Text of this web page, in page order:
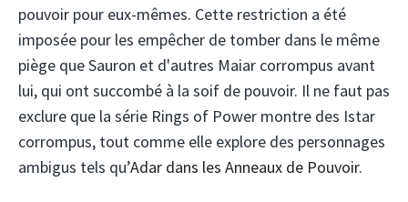
pouvoir pour eux-mêmes. Cette restriction a été
imposée pour les empêcher de tomber dans le même
piège que Sauron et d'autres Maiar corrompus avant
lui, qui ont succombé à la soif de pouvoir. Il ne faut pas
exclure que la série Rings of Power montre des Istar
corrompus, tout comme elle explore des personnages
ambigus tels qu’Adar dans les Anneaux de Pouvoir.